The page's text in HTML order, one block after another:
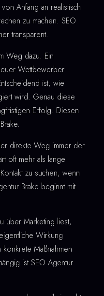
Anfang an realistisch
zu machen. SEO
transparent.
Weg dazu. Ein
Wettbewerber
ist, wie
wird. Genau diese
Erfolg. Diesen
direkte Weg immer der
oft mehr als lange
zu suchen, wenn
Brake beginnt mit
über Marketing liest,
Wirkung
Maßnahmen
ist SEO Agentur